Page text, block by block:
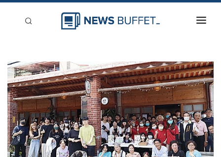
新聞稿分類
登入
刊登